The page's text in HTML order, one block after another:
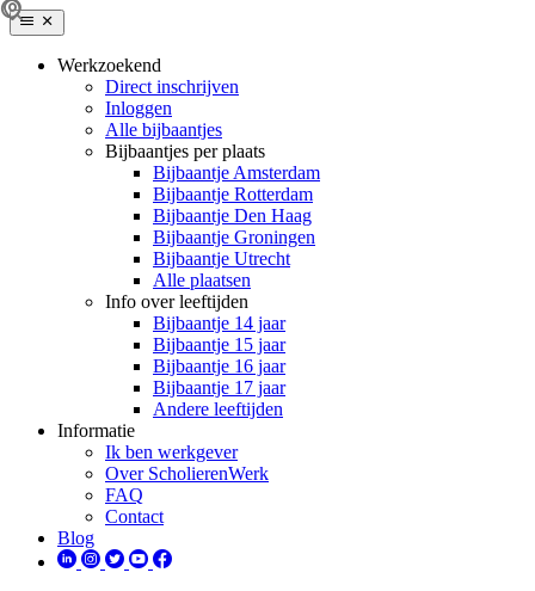
Werkzoekend
Direct inschrijven
Inloggen
Alle bijbaantjes
Bijbaantjes per plaats
Bijbaantje Amsterdam
Bijbaantje Rotterdam
Bijbaantje Den Haag
Bijbaantje Groningen
Bijbaantje Utrecht
Alle plaatsen
Info over leeftijden
Bijbaantje 14 jaar
Bijbaantje 15 jaar
Bijbaantje 16 jaar
Bijbaantje 17 jaar
Andere leeftijden
Informatie
Ik ben werkgever
Over ScholierenWerk
FAQ
Contact
Blog